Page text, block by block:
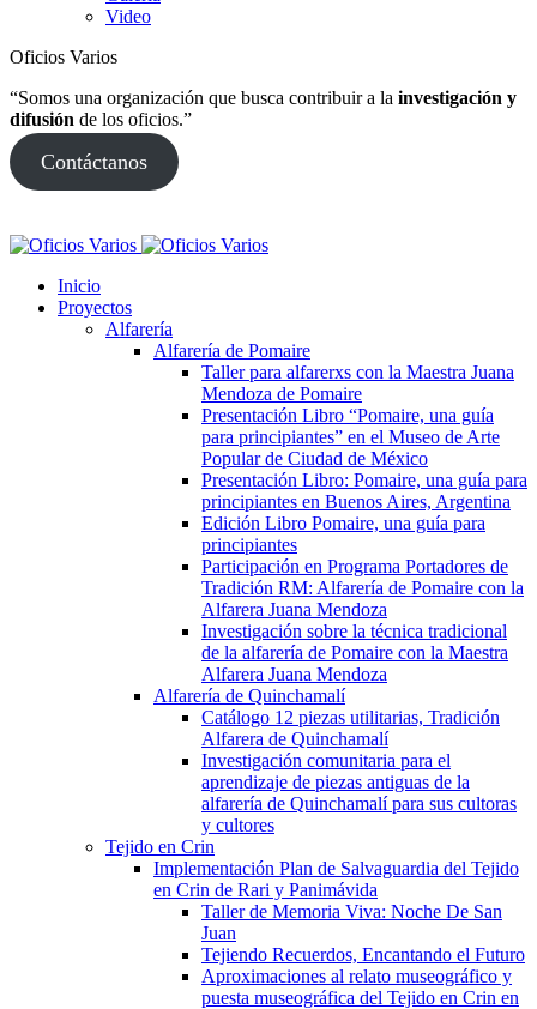
Video
Oficios Varios
“Somos una organización que busca contribuir a la investigación y
difusión de los oficios.”
Contáctanos
Inicio
Proyectos
Alfarería
Alfarería de Pomaire
Taller para alfarerxs con la Maestra Juana
Mendoza de Pomaire
Presentación Libro “Pomaire, una guía
para principiantes” en el Museo de Arte
Popular de Ciudad de México
Presentación Libro: Pomaire, una guía para
principiantes en Buenos Aires, Argentina
Edición Libro Pomaire, una guía para
principiantes
Participación en Programa Portadores de
Tradición RM: Alfarería de Pomaire con la
Alfarera Juana Mendoza
Investigación sobre la técnica tradicional
de la alfarería de Pomaire con la Maestra
Alfarera Juana Mendoza
Alfarería de Quinchamalí
Catálogo 12 piezas utilitarias, Tradición
Alfarera de Quinchamalí
Investigación comunitaria para el
aprendizaje de piezas antiguas de la
alfarería de Quinchamalí para sus cultoras
y cultores
Tejido en Crin
Implementación Plan de Salvaguardia del Tejido
en Crin de Rari y Panimávida
Taller de Memoria Viva: Noche De San
Juan
Tejiendo Recuerdos, Encantando el Futuro
Aproximaciones al relato museográfico y
puesta museográfica del Tejido en Crin en